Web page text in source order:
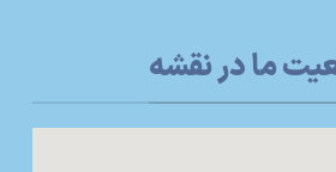
ما در نقشه